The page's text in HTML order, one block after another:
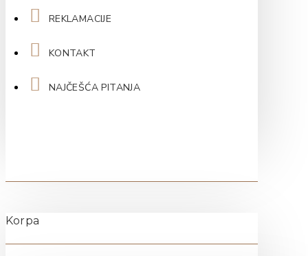
REKLAMACIJE
KONTAKT
NAJČEŠĆA PITANJA
Korpa